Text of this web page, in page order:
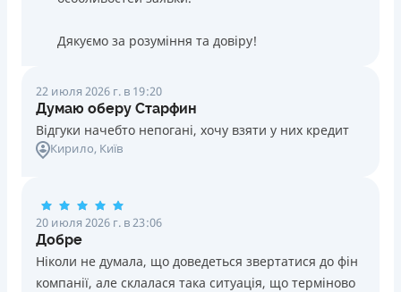
Дякуємо за розуміння та довіру!
22 июля 2026 г. в 19:20
Думаю оберу Старфин
Відгуки начебто непогані, хочу взяти у них кредит
Кирило, Київ
20 июля 2026 г. в 23:06
Добре
Ніколи не думала, що доведеться звертатися до фін
компанії, але склалася така ситуація, що терміново